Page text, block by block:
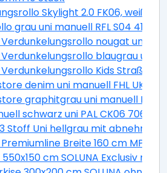
Skylight 2.0 FK06, weiß,
grau uni manuell RFL S04 4161S
nougat uni
blaugrau uni
Kids Straßen
denim uni manuell FHL UK04
graphitgrau uni manuell FHL
schwarz uni PAL CK06 7062S
Stoff Uni hellgrau mit
Breite 160 cm
cm SOLUNA Exclusiv mit